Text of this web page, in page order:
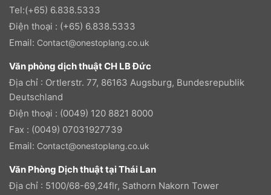
Tel:(+65) 6.838.5333
Điện thoại : (+65) 6.838.5333
Email: Contact@onestoplang.co.uk
Văn phòng dịch thuật CH LB Đức
Địa chỉ : Ortlerstr. 77, 86163 Augsburg, Bundesrepublik
Deutschland
Điện thoại : (0049) 120 8821 8000
Fax : (0049) 07031927739
Email: Contact@onestoplang.co.uk
Văn Phòng Dịch thuật tại Thái Lan
Địa chỉ : 5100/68-69,24flr, Sathorn Nakorn Tower